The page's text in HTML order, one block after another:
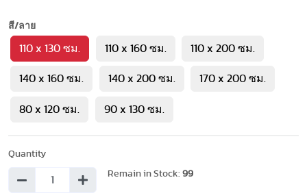
สี/ลาย
110 x 130 ซม. 110 x 160 ซม. 110 x 200 ซม.
140 x 160 ซม. 140 x 200 ซม. 170 x 200 ซม.
80 x 120 ซม. 90 x 130 ซม.
Quantity
Remain in Stock: 99